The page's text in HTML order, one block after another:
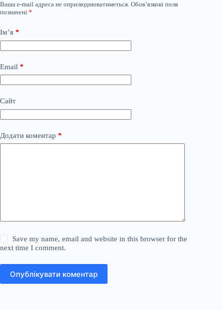
Ваша e-mail адреса не оприлюднюватиметься. Обов’язкові поля
позначені *
Ім’я *
Email *
Сайт
Додати коментар *
Save my name, email and website in this browser for the
next time I comment.
Опублікувати коментар